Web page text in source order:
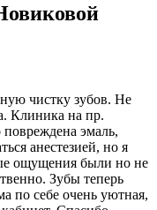
чистку зубов. Не
Клиника на пр.
эмаль,
анестезией, но я
ощущения были но не
Зубы теперь
по себе очень уютная,